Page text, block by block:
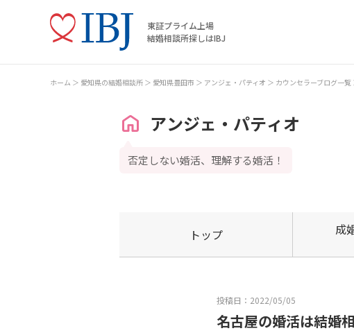
東証プライム上場
結婚相談所探しはIBJ
ホーム 愛知県の結婚相談所 愛知県豊田市 アンジェ・パティオ カウンセラーブログ一覧
アンジェ・パティオ
否定しない婚活、理解する婚活！
トップ 成
投稿日：2022/05/05
名古屋の婚活は結婚